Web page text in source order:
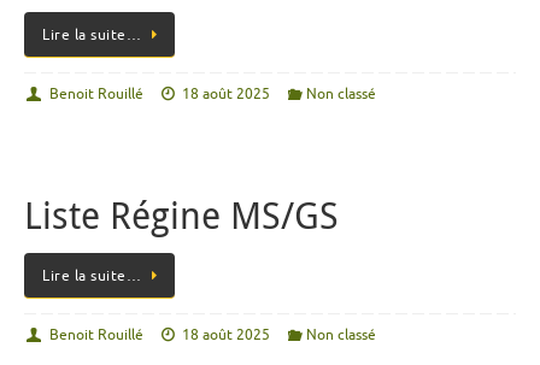
Lire la suite…
Benoit Rouillé 18 août 2025 Non classé
Liste Régine MS/GS
Lire la suite…
Benoit Rouillé 18 août 2025 Non classé